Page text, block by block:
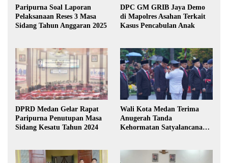
Paripurna Soal Laporan
Pelaksanaan Reses 3 Masa
Sidang Tahun Anggaran 2025
DPC GM GRIB Jaya Demo
di Mapolres Asahan Terkait
Kasus Pencabulan Anak
DPRD Medan Gelar Rapat
Paripurna Penutupan Masa
Sidang Kesatu Tahun 2024
Wali Kota Medan Terima
Anugerah Tanda
Kehormatan Satyalancana